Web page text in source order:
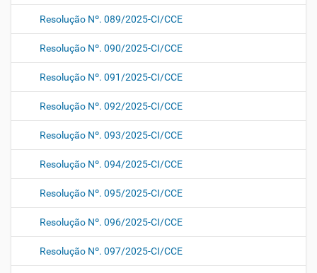
Resolução Nº. 089/2025-CI/CCE
Resolução Nº. 090/2025-CI/CCE
Resolução Nº. 091/2025-CI/CCE
Resolução Nº. 092/2025-CI/CCE
Resolução Nº. 093/2025-CI/CCE
Resolução Nº. 094/2025-CI/CCE
Resolução Nº. 095/2025-CI/CCE
Resolução Nº. 096/2025-CI/CCE
Resolução Nº. 097/2025-CI/CCE